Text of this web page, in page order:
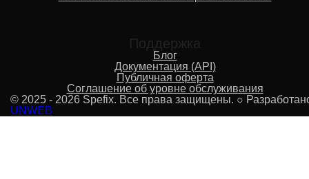
Поддержка
Блог
Документация (API)
Публичная оферта
Соглашение об уровне обслуживания
© 2025 - 2026 Spefix. Все права защищены. ○
UNWEB